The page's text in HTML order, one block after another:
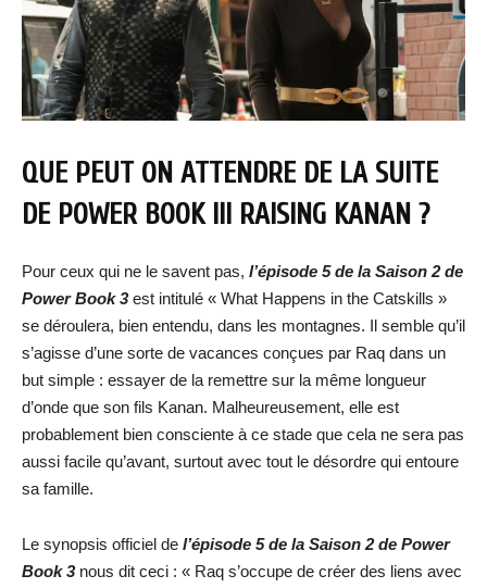
QUE PEUT ON ATTENDRE DE LA SUITE
DE POWER BOOK III RAISING KANAN ?
Pour ceux qui ne le savent pas, l’épisode 5 de la Saison 2 de
Power Book 3est intitulé « What Happens in the Catskills »
se déroulera, bien entendu, dans les montagnes. Il semble qu’il
s’agisse d’une sorte de vacances conçues par Raq dans un
but simple : essayer de la remettre sur la même longueur
d’onde que son fils Kanan. Malheureusement, elle est
probablement bien consciente à ce stade que cela ne sera pas
aussi facile qu’avant, surtout avec tout le désordre qui entoure
sa famille.
Le synopsis officiel de l’épisode 5 de la Saison 2 de Power
Book 3nous dit ceci : « Raq s’occupe de créer des liens avec